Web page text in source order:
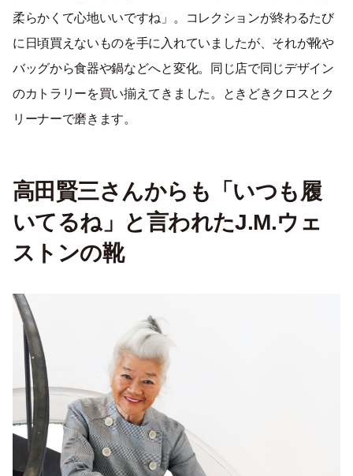
柔らかくて心地いいですね」。コレクションが終わるたび
に日頃買えないものを手に入れていましたが、それが靴や
バッグから食器や鍋などへと変化。同じ店で同じデザイン
のカトラリーを買い揃えてきました。ときどきクロスとク
リーナーで磨きます。
高田賢三さんからも「いつも履
いてるね」と言われたJ.M.ウェ
ストンの靴